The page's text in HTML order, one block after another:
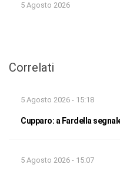
5 Agosto 2026
Correlati
5 Agosto 2026 - 15:18
Cupparo: a Fardella
5 Agosto 2026 - 15:07